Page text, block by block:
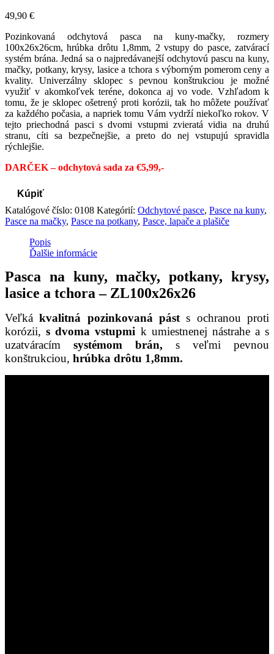
49,90 €
Pozinkovaná odchytová pasca na kuny-mačky, rozmery
100x26x26cm, hrúbka drôtu 1,8mm, 2 vstupy do pasce, zatvárací
systém brána. Jedná sa o najpredávanejší odchytovú pascu na kuny,
mačky, potkany, krysy, lasice a tchora s výborným pomerom ceny a
kvality. Univerzálny sklopec s pevnou konštrukciou je možné
využiť v akomkoľvek teréne, dokonca aj vo vode. Vzhľadom k
tomu, že je sklopec ošetrený proti korózii, tak ho môžete používať
za každého počasia, a napriek tomu Vám vydrží niekoľko rokov. V
tejto priechodná pasci s dvomi vstupmi zvieratá vidia na druhú
stranu, cíti sa bezpečnejšie, a preto do nej vstupujú spravidla
rýchlejšie.
DARČEK – odchytová sada za €5,99,-
Kúpiť
Katalógové číslo: 0108 Kategórií: Odchytové pasce, Pasce na kuny,
Pasce na mačky, Pasce na potkany, Pasce, lapače a plašiče
Popis
Ďalšie informácie
Pasca na kuny, mačky, potkany, krysy,
lasice a tchora – ZL100x26x26
Veľkákvalitná pozinkovaná pást s ochranou proti
korózii,s dvoma vstupmi k umiestnenej nástrahe a s
uzatváracím systémom brán, s veľmi pevnou
konštrukciou, hrúbka drôtu 1,8mm.